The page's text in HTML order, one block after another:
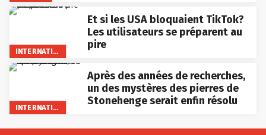
INTERNATIONAL
Et si les USA bloquaient TikTok?
Les utilisateurs se préparent au
pire
INTERNATIONAL
Après des années de recherches,
un des mystères des pierres de
Stonehenge serait enfin résolu